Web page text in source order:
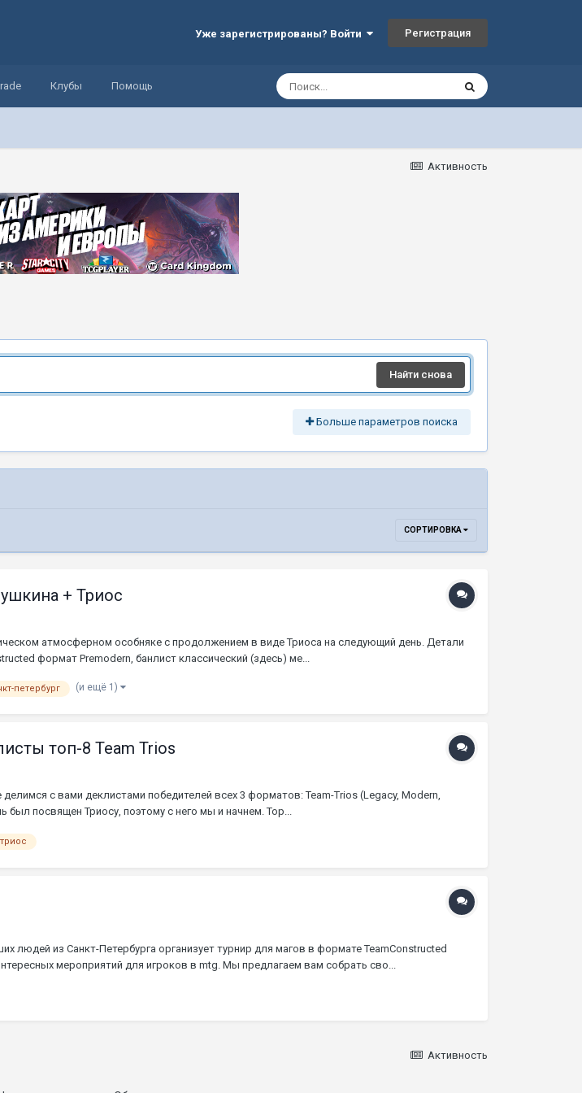
Уже зарегистрированы? Войти Регистрация
Клубы Помощь
Активность
Найти снова
Больше параметров поиска
СОРТИРОВКА
+ Триос
атмосферном особняке с продолжением в виде Триоса на следующий день. Детали
формат Premodern, банлист классический (здесь) ме...
петербург (и ещё 1)
топ-8 Team Trios
с вами деклистами победителей всех 3 форматов: Team-Trios (Legacy, Modern,
был посвящен Триосу, поэтому с него мы и начнем. Top...
триос
из Санкт-Петербурга организует турнир для магов в формате TeamConstructed
мероприятий для игроков в mtg. Мы предлагаем вам собрать сво...
Активность